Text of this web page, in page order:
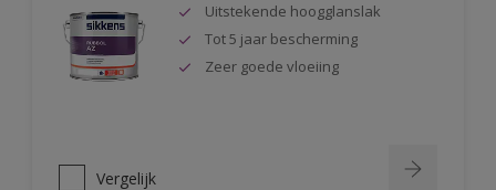
Uitstekende hoogglanslak
Tot 5 jaar bescherming
Zeer goede vloeiing
Vergelijk